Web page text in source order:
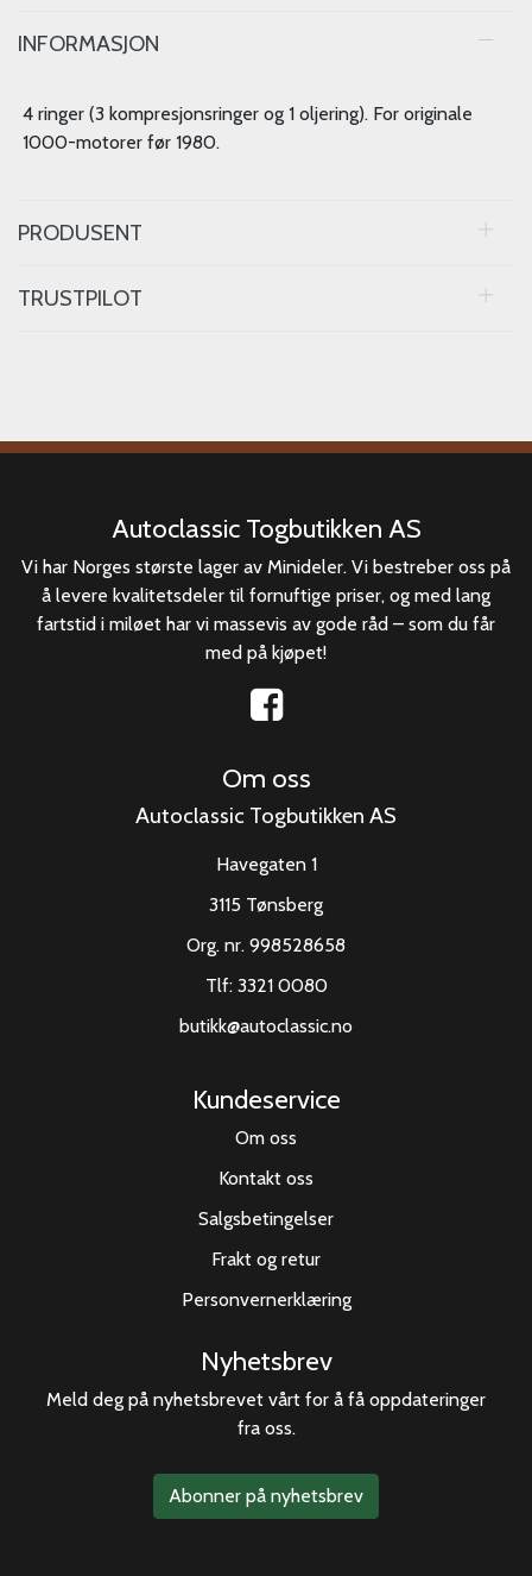
INFORMASJON
4 ringer (3 kompresjonsringer og 1 oljering). For originale
1000-motorer før 1980.
PRODUSENT
TRUSTPILOT
Autoclassic Togbutikken AS
Vi har Norges største lager av Minideler. Vi bestreber oss på
å levere kvalitetsdeler til fornuftige priser, og med lang
fartstid i miløet har vi massevis av gode råd – som du får
med på kjøpet!
Om oss
Autoclassic Togbutikken AS
Havegaten 1
3115 Tønsberg
Org. nr. 998528658
Tlf: 3321 0080
butikk@autoclassic.no
Kundeservice
Om oss
Kontakt oss
Salgsbetingelser
Frakt og retur
Personvernerklæring
Nyhetsbrev
Meld deg på nyhetsbrevet vårt for å få oppdateringer
fra oss.
Abonner på nyhetsbrev